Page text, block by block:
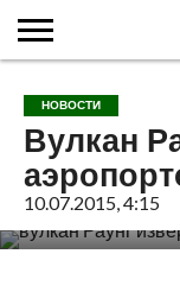
О
ВУЛКАНАХ
ВУЛКАНЫ
МИРА
КАЛЬДЕРЫ
НОВОСТИ
ФАКТЫ
ИСТОРИЯ
МОНИТОРИНГ
ВИДЕО
ТУРИСТАМ
О
САЙТЕ
КАРТА
САЙТА
КОНТАКТЫ
НОВОСТИ
Вулкан
10.07.2015, 4:15